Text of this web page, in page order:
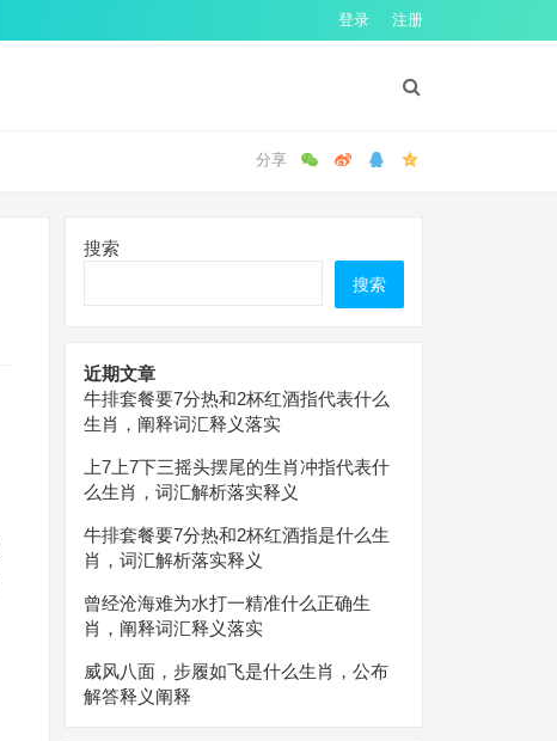
登录 注册
搜索
搜索
近期文章
牛排套餐要7分热和2杯红酒指代表什么
生肖，阐释词汇释义落实
上7上7下三摇头摆尾的生肖冲指代表什
么生肖，词汇解析落实释义
牛排套餐要7分热和2杯红酒指是什么生
肖，词汇解析落实释义
曾经沧海难为水打一精准什么正确生
肖，阐释词汇释义落实
威风八面，步履如飞是什么生肖，公布
解答释义阐释